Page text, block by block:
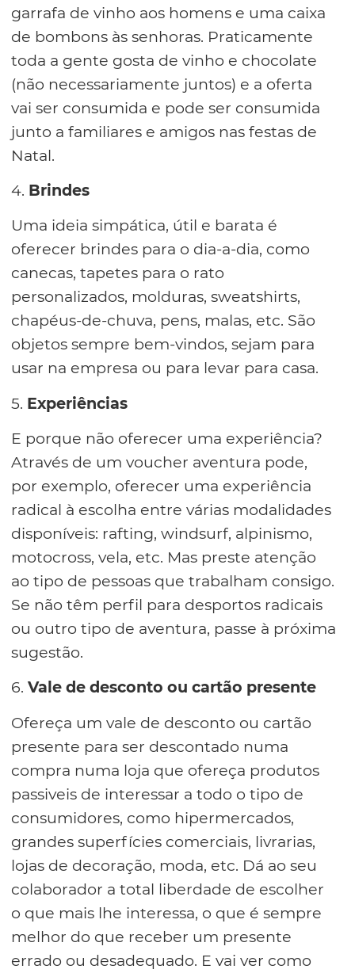
garrafa de vinho aos homens e uma caixa
de bombons às senhoras. Praticamente
toda a gente gosta de vinho e chocolate
(não necessariamente juntos) e a oferta
vai ser consumida e pode ser consumida
junto a familiares e amigos nas festas de
Natal.
4. Brindes
Uma ideia simpática, útil e barata é
oferecer brindes para o dia-a-dia, como
canecas, tapetes para o rato
personalizados, molduras, sweatshirts,
chapéus-de-chuva, pens, malas, etc. São
objetos sempre bem-vindos, sejam para
usar na empresa ou para levar para casa.
5. Experiências
E porque não oferecer uma experiência?
Através de um voucher aventura pode,
por exemplo, oferecer uma experiência
radical à escolha entre várias modalidades
disponíveis: rafting, windsurf, alpinismo,
motocross, vela, etc. Mas preste atenção
ao tipo de pessoas que trabalham consigo.
Se não têm perfil para desportos radicais
ou outro tipo de aventura, passe à próxima
sugestão.
6. Vale de desconto ou cartão presente
Ofereça um vale de desconto ou cartão
presente para ser descontado numa
compra numa loja que ofereça produtos
passiveis de interessar a todo o tipo de
consumidores, como hipermercados,
grandes superfícies comerciais, livrarias,
lojas de decoração, moda, etc. Dá ao seu
colaborador a total liberdade de escolher
o que mais lhe interessa, o que é sempre
melhor do que receber um presente
errado ou desadequado. E vai ver como